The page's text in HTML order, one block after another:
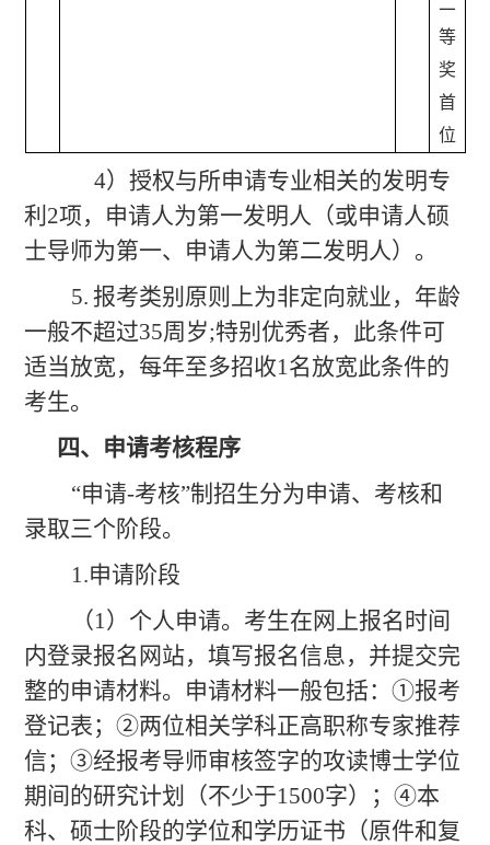
等
奖
首
位
（4）授权与所申请专业相关的发明专
利2项，申请人为第一发明人（或申请人硕
士导师为第一、申请人为第二发明人）。
5. 报考类别原则上为非定向就业，年龄
一般不超过35周岁;特别优秀者，此条件可
适当放宽，每年至多招收1名放宽此条件的
考生。
四、申请考核程序
“申请-考核”制招生分为申请、考核和
录取三个阶段。
1.申请阶段
（1）个人申请。考生在网上报名时间
内登录报名网站，填写报名信息，并提交完
整的申请材料。申请材料一般包括：①报考
登记表；②两位相关学科正高职称专家推荐
信；③经报考导师审核签字的攻读博士学位
期间的研究计划（不少于1500字）；④本
科、硕士阶段的学位和学历证书（原件和复